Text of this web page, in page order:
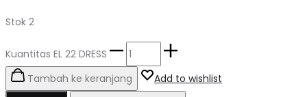
Stok 2
Kuantitas EL 22 DRESS
Tambah ke keranjang
Add to wishlist